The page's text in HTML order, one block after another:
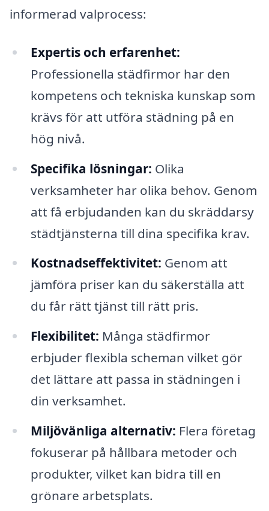
informerad valprocess:
Expertis och erfarenhet:
Professionella städfirmor har den
kompetens och tekniska kunskap som
krävs för att utföra städning på en
hög nivå.
Specifika lösningar: Olika
verksamheter har olika behov. Genom
att få erbjudanden kan du skräddarsy
städtjänsterna till dina specifika krav.
Kostnadseffektivitet: Genom att
jämföra priser kan du säkerställa att
du får rätt tjänst till rätt pris.
Flexibilitet: Många städfirmor
erbjuder flexibla scheman vilket gör
det lättare att passa in städningen i
din verksamhet.
Miljövänliga alternativ: Flera företag
fokuserar på hållbara metoder och
produkter, vilket kan bidra till en
grönare arbetsplats.